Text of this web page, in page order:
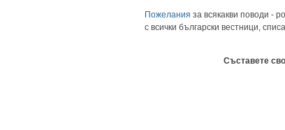
Пожелания за всякакви поводи -
с всички български вестници,
Съставете